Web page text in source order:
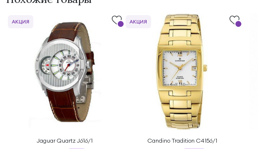
Jaguar Quartz J616/1
АКЦИЯ
Candino Tradition C4156/1
АКЦИЯ